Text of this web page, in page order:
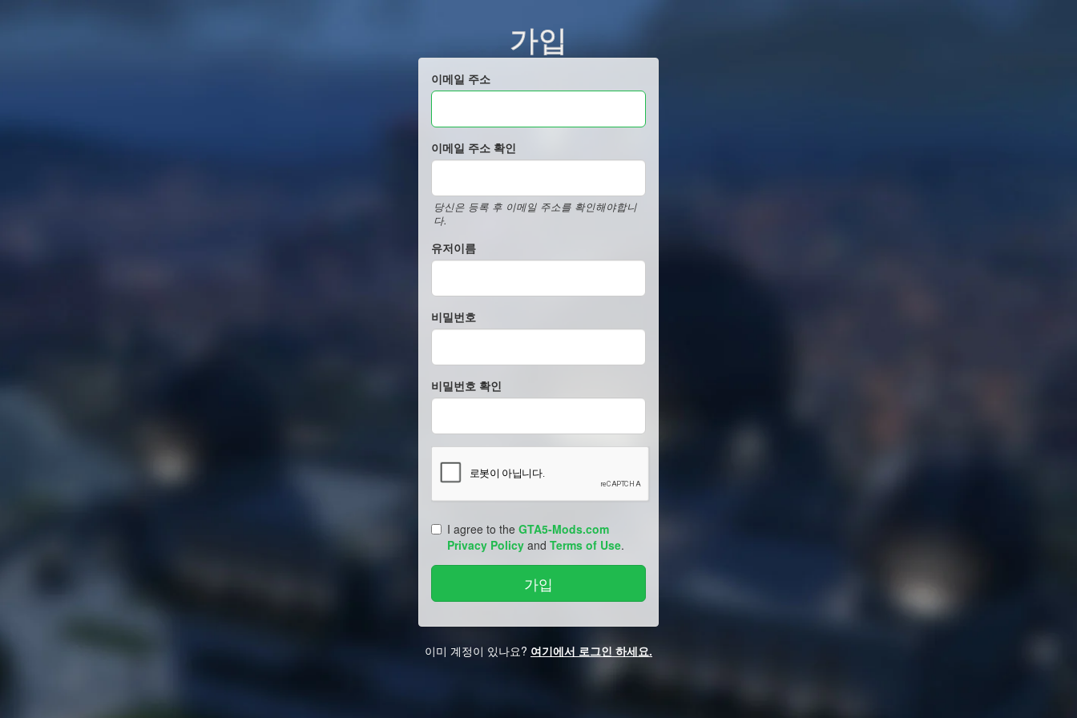
가입
이메일 주소
이메일 주소 확인
당신은 등록 후 이메일 주소를 확인해야합니
다.
유저이름
비밀번호
비밀번호 확인
I agree to the GTA5-Mods.com
Privacy Policy and Terms of Use.
이미 계정이 있나요? 여기에서 로그인 하세요.